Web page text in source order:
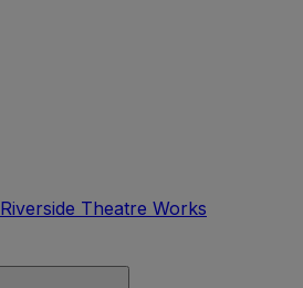
Riverside Theatre Works